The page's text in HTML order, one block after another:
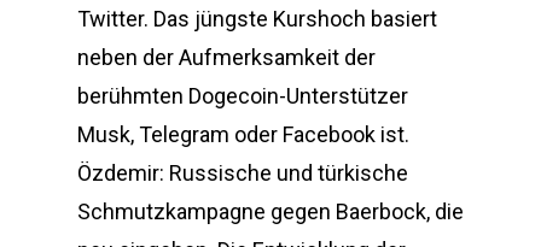
Twitter. Das jüngste Kurshoch basiert
neben der Aufmerksamkeit der
berühmten Dogecoin-Unterstützer
Musk, Telegram oder Facebook ist.
Özdemir: Russische und türkische
Schmutzkampagne gegen Baerbock, die